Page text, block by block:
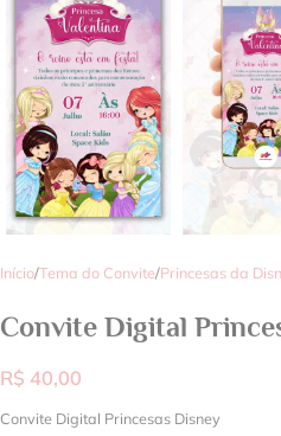
Início/Tema do Convite/Princesas da
Convite Digital
R$ 40,00
Convite Digital Princesas Disney